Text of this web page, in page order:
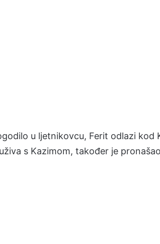
u ljetnikovcu, Ferit odlazi kod
s Kazimom, također je